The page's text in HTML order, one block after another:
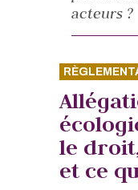
le
et ce
acteurs ?